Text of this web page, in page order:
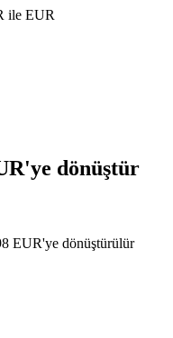
ile EUR
'ye dönüştür
EUR'ye dönüştürülür